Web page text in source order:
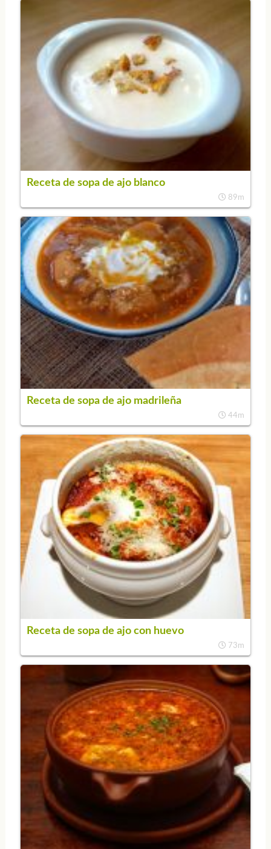
Receta de sopa de ajo blanco
89m
Receta de sopa de ajo madrileña
44m
Receta de sopa de ajo con huevo
73m